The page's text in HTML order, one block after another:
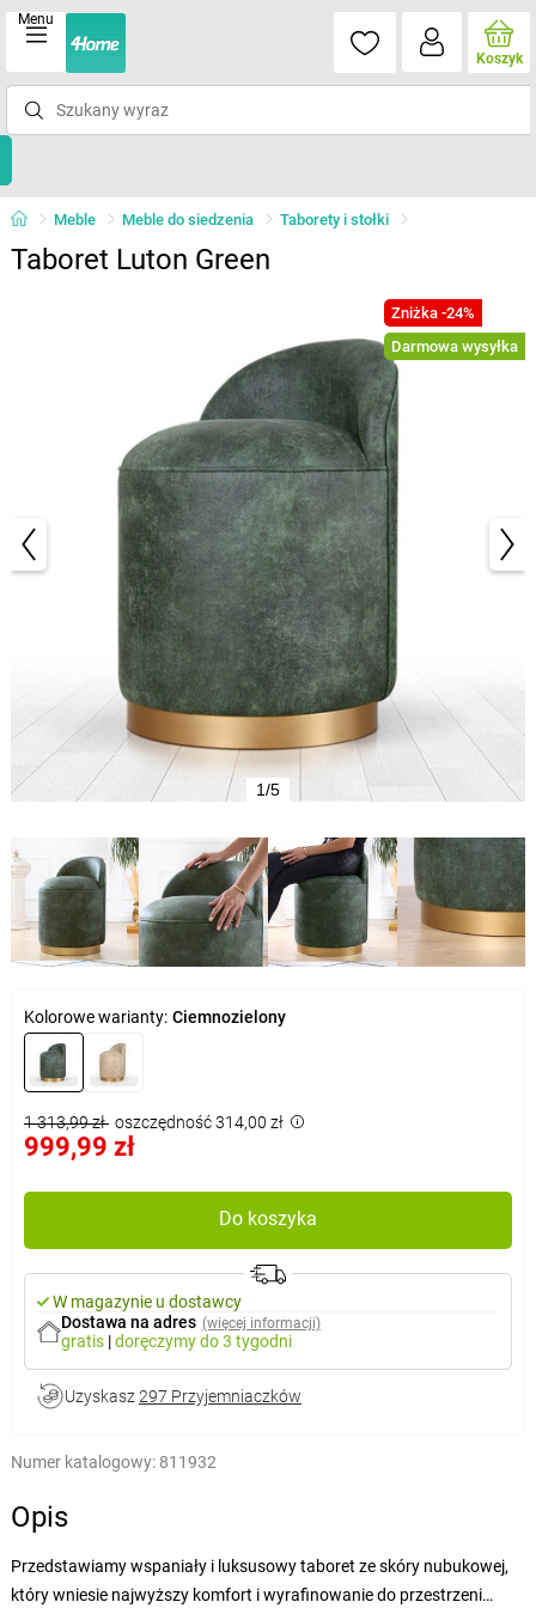
Menu
Koszyk
Meble Meble do siedzenia Taborety i stołki
Taboret Luton Green
Zniżka -24%
Darmowa wysyłka
1/5
Kolorowe warianty: Ciemnozielony
1 313,99 zł oszczędność 314,00 zł
999,99 zł
Do koszyka
W magazynie u dostawcy
Dostawa na adres (więcej informacji)
gratis |doręczymydo 3 tygodni
Uzyskasz 297 Przyjemniaczków
Numer katalogowy: 811932
Opis
Przedstawiamy wspaniały i luksusowy taboret ze skóry nubukowej,
który wniesie najwyższy komfort i wyrafinowanie do przestrzeni